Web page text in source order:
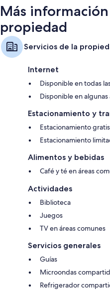
Más
propiedad
Servicios de la
Internet
Disponible en todas
Disponible en
Estacionamiento y
Estacionamiento
Estacionamiento
Alimentos y bebidas
Café y té en áreas
Actividades
Biblioteca
Juegos
TV en áreas comunes
Servicios generales
Guías
Microondas
Refrigerador